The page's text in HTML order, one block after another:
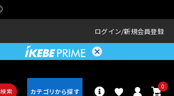
ログイン 新規会員登録
索
0